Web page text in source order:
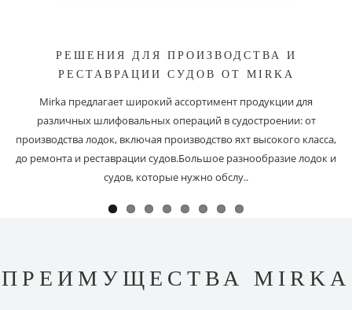
РЕШЕНИЯ ДЛЯ ПРОИЗВОДСТВА И
РЕСТАВРАЦИИ СУДОВ ОТ MIRKA
Mirka предлагает широкий ассортимент продукции для
различных шлифовальных операций в судостроении: от
производства лодок, включая производство яхт высокого класса,
до ремонта и реставрации судов.Большое разнообразие лодок и
судов, которые нужно обслу..
ПРЕИМУЩЕСТВА MIRKA